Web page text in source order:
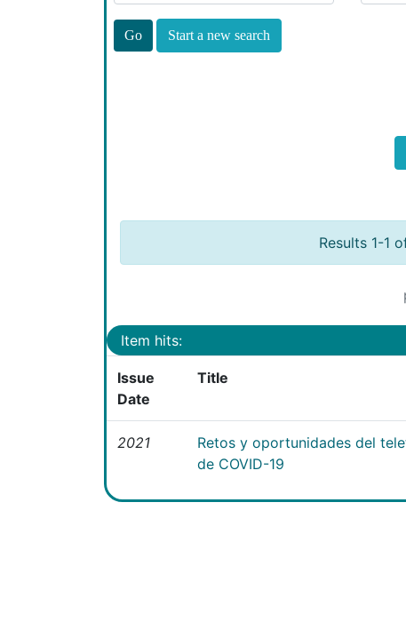
Start a new search
Results 1-1
Item hits:
Issue
Date
Title
2021
Retos y oportunidades del
de COVID-19